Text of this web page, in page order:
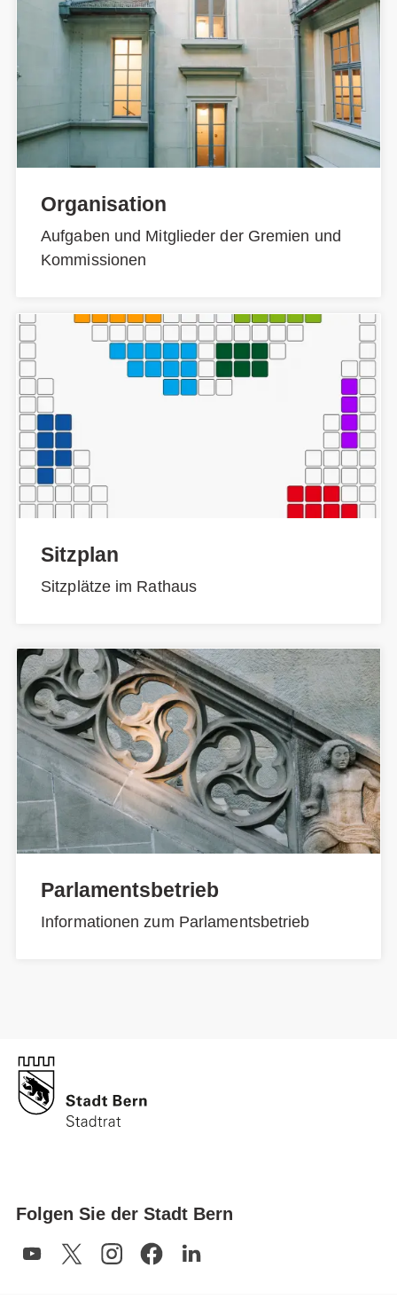
Organisation
Aufgaben und Mitglieder der Gremien und
Kommissionen
Sitzplan
Sitzplätze im Rathaus
Parlamentsbetrieb
Informationen zum Parlamentsbetrieb
Folgen Sie der Stadt Bern